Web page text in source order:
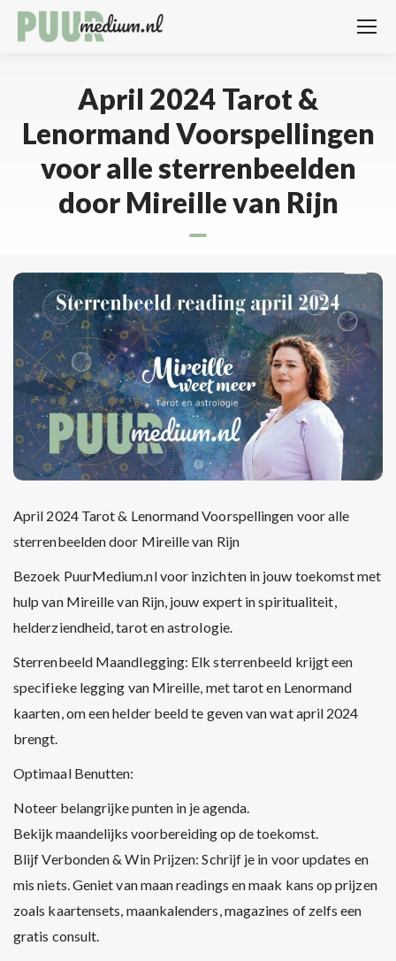
April 2024 Tarot &
Lenormand Voorspellingen
voor alle sterrenbeelden
door Mireille van Rijn
April 2024 Tarot & Lenormand Voorspellingen voor alle
sterrenbeelden door Mireille van Rijn
Bezoek PuurMedium.nl voor inzichten in jouw toekomst met
hulp van Mireille van Rijn, jouw expert in spiritualiteit,
helderziendheid, tarot en astrologie.
Sterrenbeeld Maandlegging: Elk sterrenbeeld krijgt een
specifieke legging van Mireille, met tarot en Lenormand
kaarten, om een helder beeld te geven van wat april 2024
brengt.
Optimaal Benutten:
Noteer belangrijke punten in je agenda.
Bekijk maandelijks voorbereiding op de toekomst.
Blijf Verbonden & Win Prijzen: Schrijf je in voor updates en
mis niets. Geniet van maan readings en maak kans op prijzen
zoals kaartensets, maankalenders, magazines of zelfs een
gratis consult.